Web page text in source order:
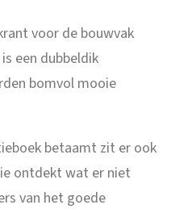
voor de bouwvak
een dubbeldik
bomvol mooie
betaamt zit er ook
ontdekt wat er niet
van het goede